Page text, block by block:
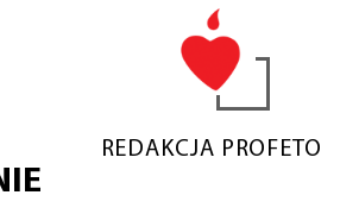
REDAKCJA PROFETO